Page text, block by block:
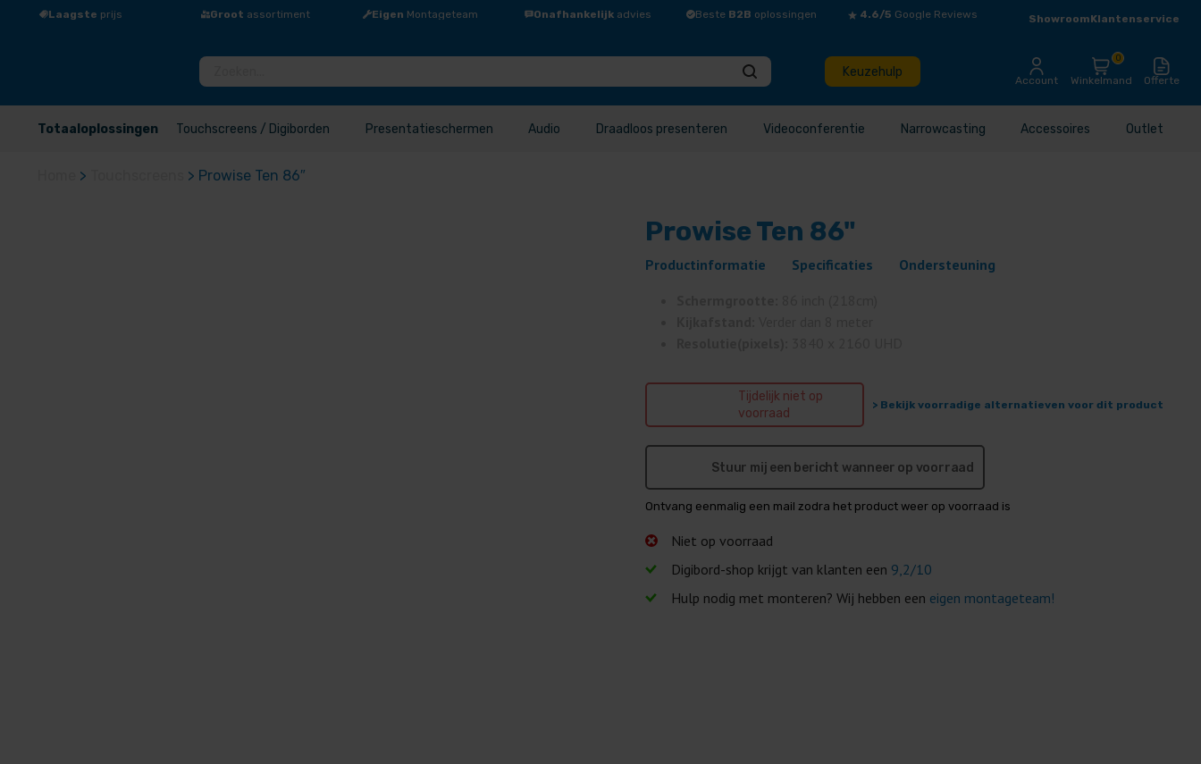
Laagste prijs Groot assortiment Eigen Montageteam Onafhankelijk advies Beste B2B oplossingen 4.6/5 Google Reviews ShowroomKlantenservice
Keuzehulp
Account Winkelmand
0
Offerte
Totaaloplossingen Touchscreens / Digiborden Presentatieschermen Audio Draadloos presenteren Videoconferentie Narrowcasting Accessoires Outlet
> > Prowise Ten 86″
Prowise Ten 86"
Productinformatie Specificaties
Ondersteuning
Tijdelijk niet op
voorraad
> Bekijk voorradige alternatieven voor dit product
Stuur mij een bericht wanneer op voorraad
Ontvang eenmalig een mail zodra het product weer op voorraad is
Niet op voorraad
Digibord-shop krijgt van klanten een 9,2/10
Hulp nodig met monteren? Wij hebben een eigen montageteam!